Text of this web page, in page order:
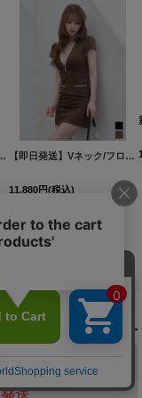
260717-1-CC] [
ス【XS-Mサイズ/5カラー】[OF03] 【YN】dzwvIA【一部予約商品/9月中旬発送予定】 【即日発送】Vネック/フロントジップ/ショートスリーブ/スーツ生地/ラメ/タイト/ミニドレス/キャバドレス【XS-Mサイズ/2カラー】[OF01]【SB】dzquAGO
11,880円(税込)
料無料
送